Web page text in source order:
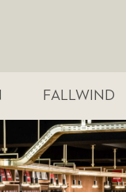
FALLWIND